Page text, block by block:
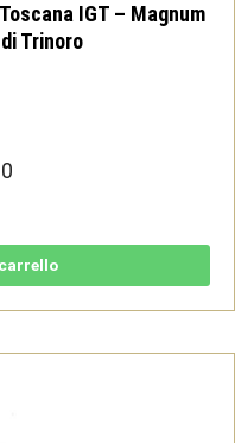
IGT – Magnum
Trinoro